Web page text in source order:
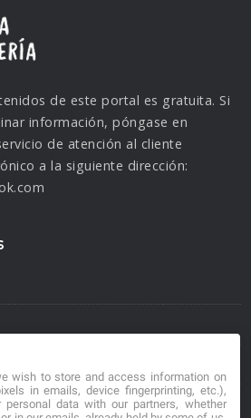
de este portal es gratuita. Si
información, póngase en
de atención al cliente
a la siguiente dirección:
wish to store and access information on
in emails, device fingerprinting, etc.),
personal data with our partners, whether